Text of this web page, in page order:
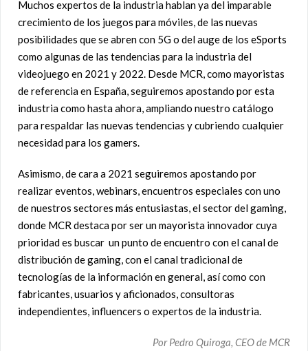
Muchos expertos de la industria hablan ya del imparable
crecimiento de los juegos para móviles, de las nuevas
posibilidades que se abren con 5G o del auge de los eSports
como algunas de las tendencias para la industria del
videojuego en 2021 y 2022. Desde MCR, como mayoristas
de referencia en España, seguiremos apostando por esta
industria como hasta ahora, ampliando nuestro catálogo
para respaldar las nuevas tendencias y cubriendo cualquier
necesidad para los gamers.
Asimismo, de cara a 2021 seguiremos apostando por
realizar eventos, webinars, encuentros especiales con uno
de nuestros sectores más entusiastas, el sector del gaming,
donde MCR destaca por ser un mayorista innovador cuya
prioridad es buscar un punto de encuentro con el canal de
distribución de gaming, con el canal tradicional de
tecnologías de la información en general, así como con
fabricantes, usuarios y aficionados, consultoras
independientes, influencers o expertos de la industria.
Por Pedro Quiroga, CEO de MCR